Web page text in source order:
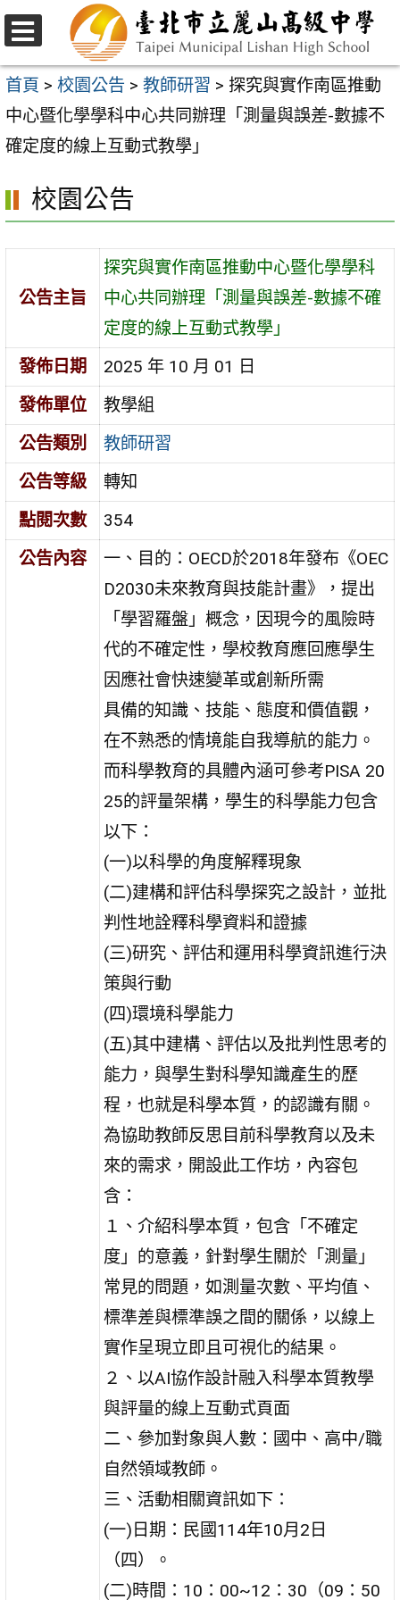
跳
至
主
要
內
區
選
單
首頁 > 校園公告 > 教師研習 > 探究與實作南區推動
中心暨化學學科中心共同辦理「測量與誤差-數據不
確定度的線上互動式教學」
校園公告
公告主旨
探究與實作南區推動中心暨化學學科
中心共同辦理「測量與誤差-數據不確
定度的線上互動式教學」
發佈日期
2025 年 10 月 01 日
發佈單位
教學組
公告類別
教師研習
公告等級
轉知
點閱次數
354
公告內容
一、目的：OECD於2018年發布《OEC
D2030未來教育與技能計畫》，提出
「學習羅盤」概念，因現今的風險時
代的不確定性，學校教育應回應學生
因應社會快速變革或創新所需
具備的知識、技能、態度和價值觀，
在不熟悉的情境能自我導航的能力。
而科學教育的具體內涵可參考PISA 20
25的評量架構，學生的科學能力包含
以下：
(一)以科學的角度解釋現象
(二)建構和評估科學探究之設計，並批
判性地詮釋科學資料和證據
(三)研究、評估和運用科學資訊進行決
策與行動
(四)環境科學能力
(五)其中建構、評估以及批判性思考的
能力，與學生對科學知識產生的歷
程，也就是科學本質，的認識有關。
為協助教師反思目前科學教育以及未
來的需求，開設此工作坊，內容包
含：
１、介紹科學本質，包含「不確定
度」的意義，針對學生關於「測量」
常見的問題，如測量次數、平均值、
標準差與標準誤之間的關係，以線上
實作呈現立即且可視化的結果。
２、以AI協作設計融入科學本質教學
與評量的線上互動式頁面
二、參加對象與人數：國中、高中/職
自然領域教師。
三、活動相關資訊如下：
(一)日期：民國114年10月2日
（四）。
(二)時間：10：00~12：30（09：50